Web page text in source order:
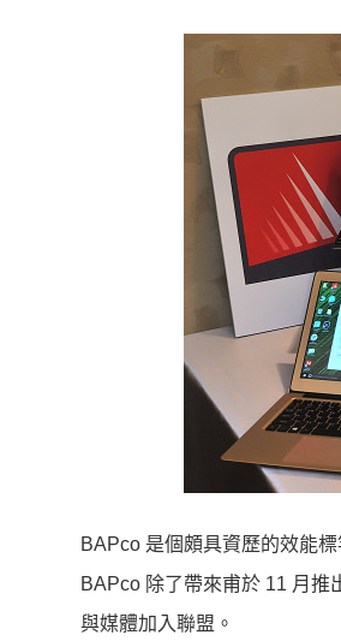
BAPco 是個頗具資歷的效能
BAPco 除了帶來甫於 11 月推
與媒體加入聯盟。